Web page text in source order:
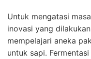
Untuk mengatasi
inovasi yang
mempelajari aneka
untuk sapi.